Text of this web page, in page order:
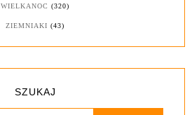
WIELKANOC (320)
ZIEMNIAKI (43)
SZUKAJ